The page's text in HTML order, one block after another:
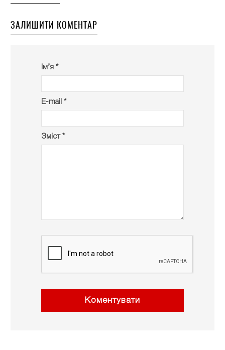
ЗАЛИШИТИ КОМЕНТАР
Ім’я *
E-mail *
Зміст *
Коментувати